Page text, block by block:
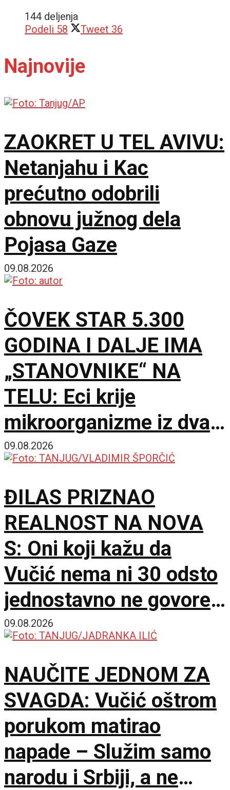
144 deljenja
Podeli 58 Tweet 36
Najnovije
ZAOKRET U TEL AVIVU:
Netanjahu i Kac
prećutno odobrili
obnovu južnog dela
Pojasa Gaze
09.08.2026
ČOVEK STAR 5.300
GODINA I DALJE IMA
„STANOVNIKE“ NA
TELU: Eci krije
mikroorganizme iz dva
potpuno različita sveta
09.08.2026
ĐILAS PRIZNAO
REALNOST NA NOVA
S: Oni koji kažu da
Vučić nema ni 30 odsto
jednostavno ne govore
istinu
09.08.2026
NAUČITE JEDNOM ZA
SVAGDA: Vučić oštrom
porukom matirao
napade – Služim samo
narodu i Srbiji, a ne